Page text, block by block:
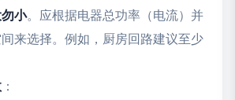
小。应根据电器总功率（电流）并
来选择。例如，厨房回路建议至少
：